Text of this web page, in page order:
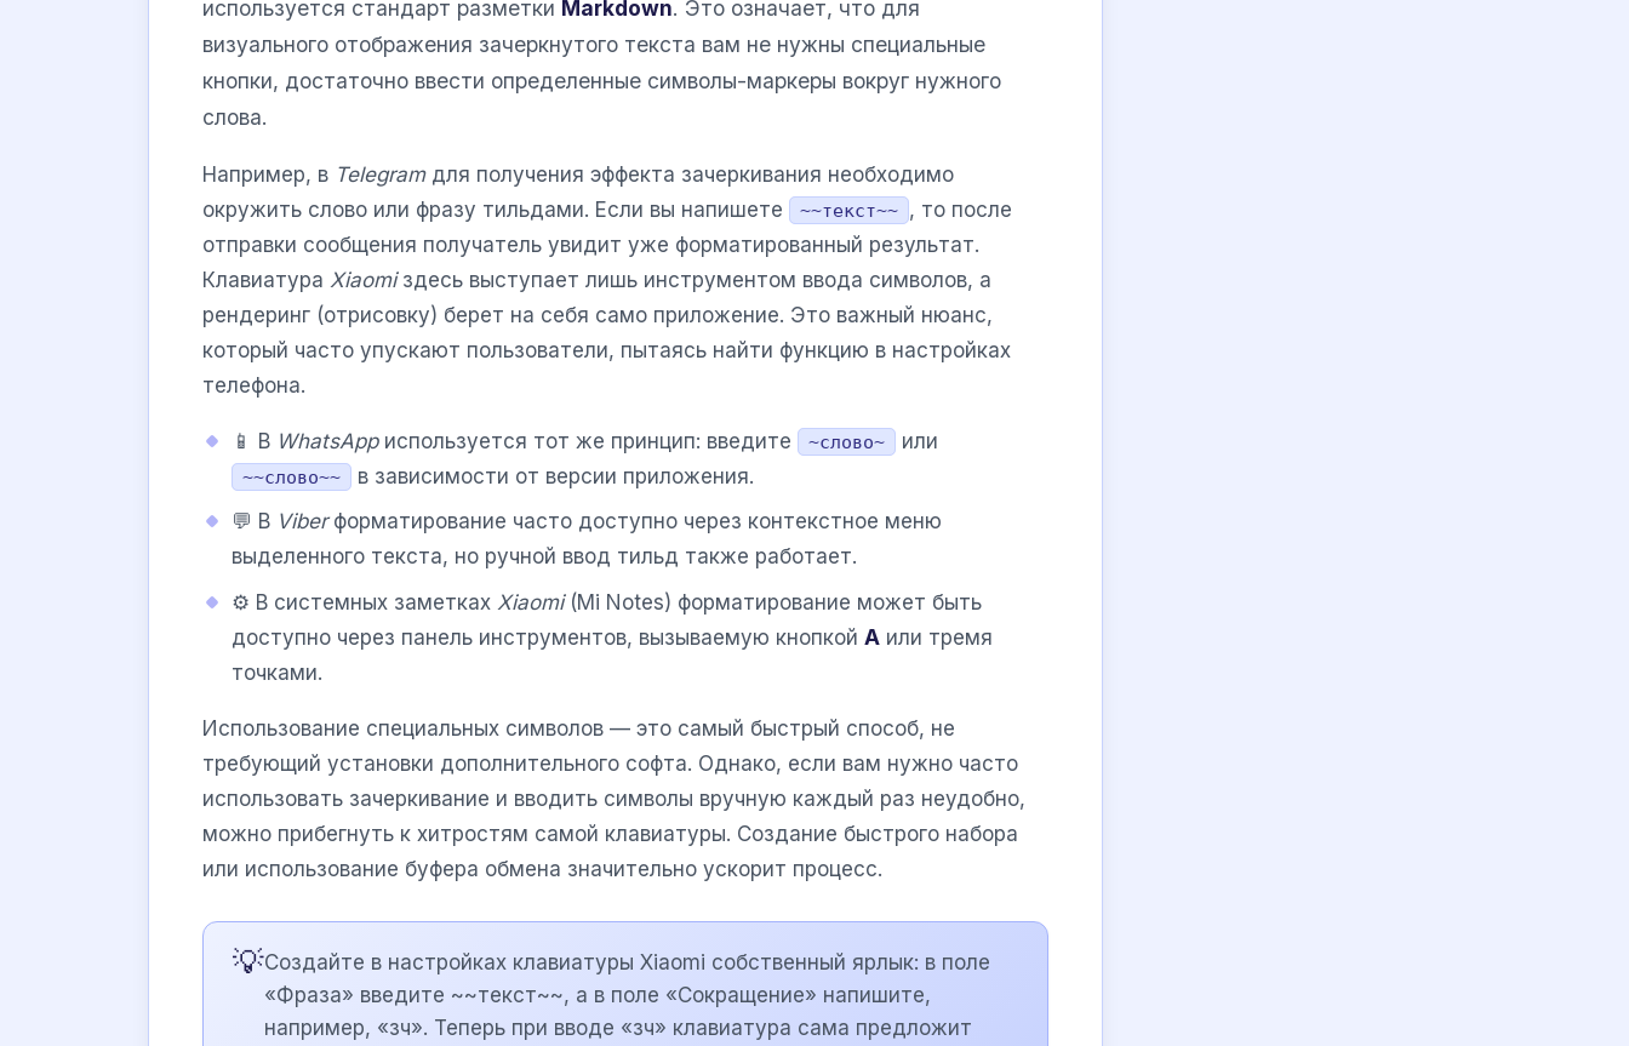
используется стандарт разметки Markdown. Это означает, что для
визуального отображения зачеркнутого текста вам не нужны специальные
кнопки, достаточно ввести определенные символы-маркеры вокруг нужного
слова.
Например, в Telegramдля получения эффекта зачеркивания необходимо
окружить слово или фразу тильдами. Если вы напишете
~~текст~~ , то после
отправки сообщения получатель увидит уже форматированный результат.
Клавиатура Xiaomiздесь выступает лишь инструментом ввода символов, а
рендеринг (отрисовку) берет на себя само приложение. Это важный нюанс,
который часто упускают пользователи, пытаясь найти функцию в настройках
телефона.
📱 В WhatsAppиспользуется тот же принцип: введите ~слово~ или
~~слово~~
в зависимости от версии приложения.
💬 В Viberформатирование часто доступно через контекстное меню
выделенного текста, но ручной ввод тильд также работает.
⚙️ В системных заметках Xiaomi(Mi Notes) форматирование может быть
доступно через панель инструментов, вызываемую кнопкой A или тремя
точками.
Использование специальных символов — это самый быстрый способ, не
требующий установки дополнительного софта. Однако, если вам нужно часто
использовать зачеркивание и вводить символы вручную каждый раз неудобно,
можно прибегнуть к хитростям самой клавиатуры. Создание быстрого набора
или использование буфера обмена значительно ускорит процесс.
💡Создайте в настройках клавиатуры Xiaomi собственный ярлык: в поле
«Фраза» введите ~~текст~~, а в поле «Сокращение» напишите,
например, «зч». Теперь при вводе «зч» клавиатура сама предложит